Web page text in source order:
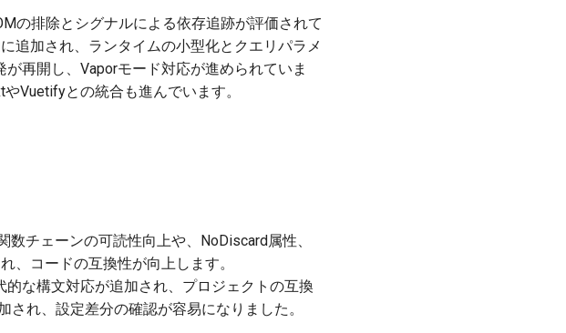
の排除とシグナルによる依存追跡が評価されて
追加され、ランタイムの小型化とクエリパラメ
再開し、Vaporモード対応が進められていま
Vuetifyとの統合も進んでいます。
チェーンの可読性向上や、NoDiscard属性、
、コードの互換性が向上します。
な構文対応が追加され、プロジェクトの互換
れ、設定差分の確認が容易になりました。